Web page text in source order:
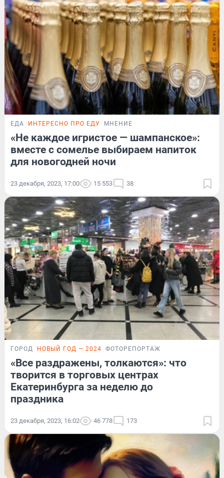
ЕДА ИНТЕРЕСНО ПРО ЕДУ МНЕНИЕ
«Не каждое игристое — шампанское»:
вместе с сомелье выбираем напиток
для новогодней ночи
23 декабря, 2023, 17:00 15 553 38
ГОРОД НОВЫЙ ГОД — 2024 ФОТОРЕПОРТАЖ
«Все раздражены, толкаются»: что
творится в торговых центрах
Екатеринбурга за неделю до
праздника
23 декабря, 2023, 16:02 46 778 173